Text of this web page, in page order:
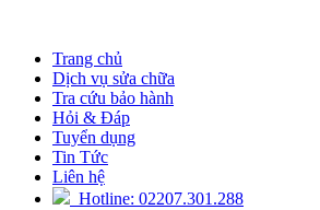
Trang chủ
Dịch vụ sửa chữa
Tra cứu bảo hành
Hỏi & Đáp
Tuyển dụng
Tin Tức
Liên hệ
Hotline: 02207.301.288